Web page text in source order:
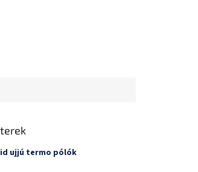
ujjú termo pólók